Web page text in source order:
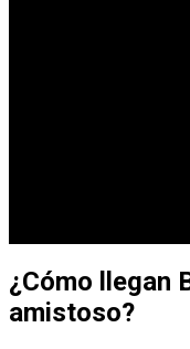
¿Cómo llegan
amistoso?